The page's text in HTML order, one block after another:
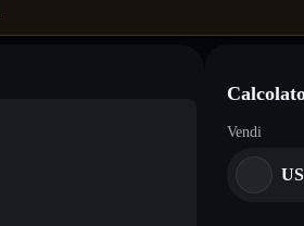
Vendi